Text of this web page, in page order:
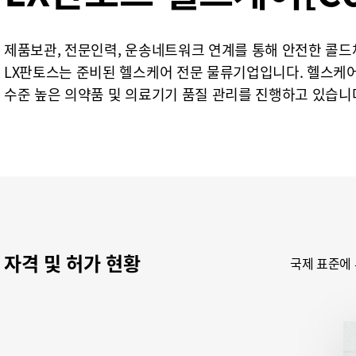
제품보관, 전문인력, 운송네트워크 연계를 통해 안전한 콜
LX판토스는 준비된 헬스케어 전문 물류기업입니다. 헬스
수준 높은 의약품 및 의료기기 품질 관리를 진행하고 있습
자격 및 허가 현황 국제 표준에